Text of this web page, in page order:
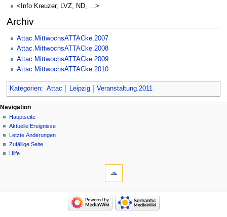
<Info Kreuzer, LVZ, ND, ...>
Archiv
Attac.MittwochsATTACke.2007
Attac.MittwochsATTACke.2008
Attac.MittwochsATTACke.2009
Attac.MittwochsATTACke.2010
Kategorien: Attac Leipzig Veranstaltung.2011
Navigation
Hauptseite
Aktuelle Ereignisse
Letzte Änderungen
Zufällige Seite
Hilfe